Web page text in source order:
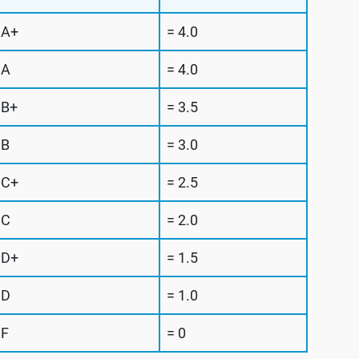
A+ = 4.0
A = 4.0
B+ = 3.5
B = 3.0
C+ = 2.5
C = 2.0
D+ = 1.5
D = 1.0
F = 0